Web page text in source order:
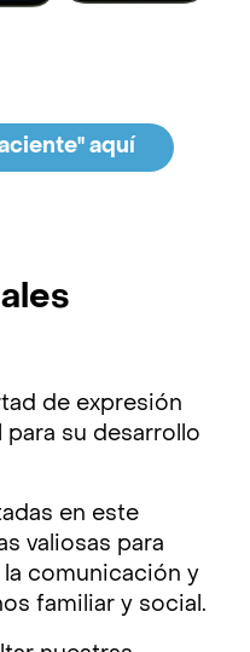
aquí
de expresión
para su desarrollo
en este
valiosas para
comunicación y
familiar y social.